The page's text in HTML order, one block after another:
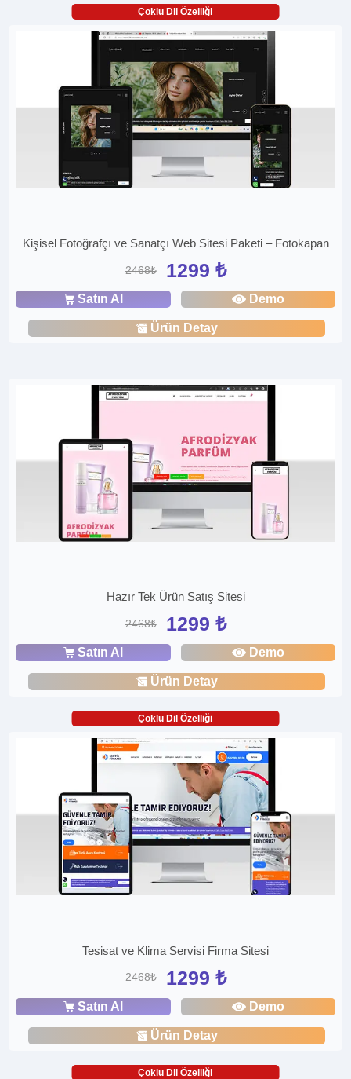
Çoklu Dil Özelliği
Kişisel Fotoğrafçı ve Sanatçı Web Sitesi Paketi – Fotokapan
2468₺ 1299 ₺
Satın Al Demo
Ürün Detay
Hazır Tek Ürün Satış Sitesi
2468₺ 1299 ₺
Satın Al Demo
Ürün Detay
Çoklu Dil Özelliği
Tesisat ve Klima Servisi Firma Sitesi
2468₺ 1299 ₺
Satın Al Demo
Ürün Detay
Çoklu Dil Özelliği